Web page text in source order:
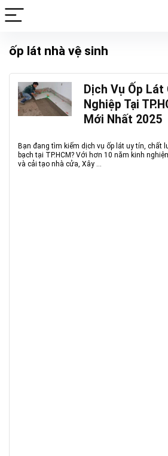
ốp lát nhà vệ sinh
Dịch Vụ Ốp Lát
Nghiệp Tại
Mới Nhất 2025
Bạn đang tìm kiếm dịch vụ ốp lát uy tín, chất
bạch tại TP.HCM? Với hơn 10 năm kinh
và cải tạo nhà cửa, Xây ...